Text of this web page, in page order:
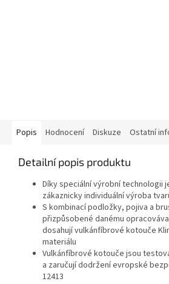
Popis Hodnocení Diskuze Ostatní
Detailní popis produktu
Díky speciální výrobní technologii
zákaznicky individuální výroba
S kombinací podložky, pojiva a
přizpůsobené danému
dosahují vulkánfíbrové kotouče
materiálu
Vulkánfíbrové kotouče jsou
a zaručují dodržení evropské
12413